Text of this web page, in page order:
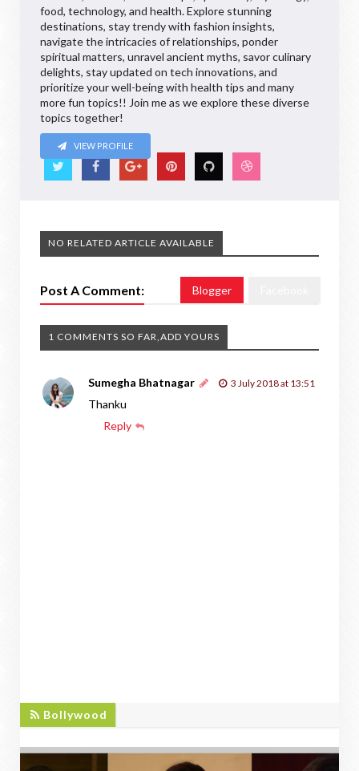
food, technology, and health. Explore stunning
destinations, stay trendy with fashion insights,
navigate the intricacies of relationships, ponder
spiritual matters, unravel ancient myths, savor culinary
delights, stay updated on tech innovations, and
prioritize your well-being with health tips and many
more fun topics!! Join me as we explore these diverse
topics together!
VIEW PROFILE
NO RELATED ARTICLE AVAILABLE
Post A Comment: Blogger
1 COMMENTS SO FAR,ADD YOURS
Sumegha Bhatnagar 3 July 2018 at 13:51
Thanku
Reply
Bollywood